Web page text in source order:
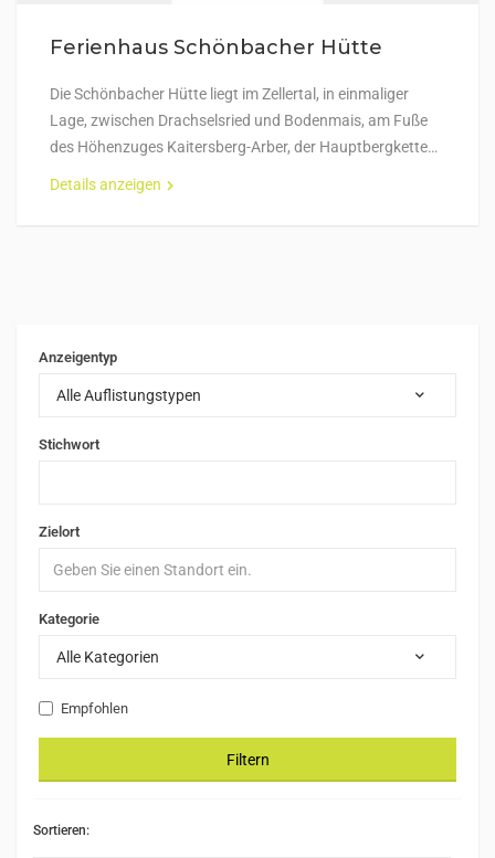
Ferienhaus Schönbacher Hütte
Die Schönbacher Hütte liegt im Zellertal, in einmaliger
Lage, zwischen Drachselsried und Bodenmais, am Fuße
des Höhenzuges Kaitersberg-Arber, der Hauptbergkette…
Details anzeigen
Anzeigentyp
Alle Auflistungstypen
Stichwort
Zielort
Kategorie
Alle Kategorien
Empfohlen
Filtern
Sortieren: